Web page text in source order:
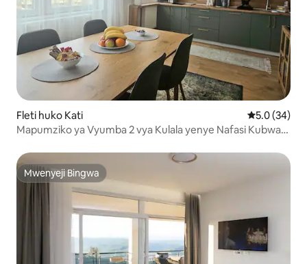
Fleti huko Kati Ukadiriaji
5.0 (34)
Mapumziko ya Vyumba 2 vya Kulala yenye Nafasi Kubwa
Mwenyeji Bingwa
Mwenyeji Bingwa